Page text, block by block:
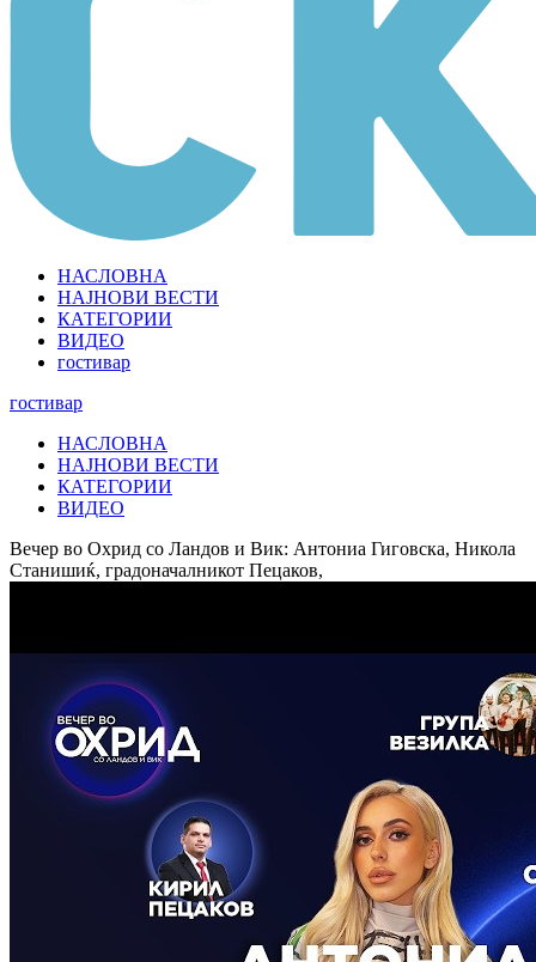
НАСЛОВНА
НАЈНОВИ ВЕСТИ
КАТЕГОРИИ
ВИДЕО
гостивар
гостивар
НАСЛОВНА
НАЈНОВИ ВЕСТИ
КАТЕГОРИИ
ВИДЕО
Вечер во Охрид со Ландов и Вик: Антониа Гиговска, Никола
Станишиќ, градоначалникот Пецаков,